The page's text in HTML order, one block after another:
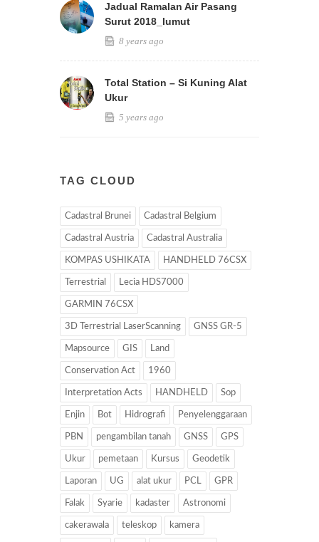
Jadual Ramalan Air Pasang
Surut 2018_lumut
8 years ago
Total Station – Si Kuning Alat
Ukur
5 years ago
TAG CLOUD
Cadastral Brunei Cadastral Belgium
Cadastral Austria Cadastral Australia
KOMPAS USHIKATA HANDHELD 76CSX
Terrestrial Lecia HDS7000
GARMIN 76CSX
3D Terrestrial LaserScanning GNSS GR-5
Mapsource GIS Land
Conservation Act 1960
Interpretation Acts HANDHELD Sop
Enjin Bot Hidrografi Penyelenggaraan
PBN pengambilan tanah GNSS GPS
Ukur pemetaan Kursus Geodetik
Laporan UG alat ukur PCL GPR
Falak Syarie kadaster Astronomi
cakerawala teleskop kamera